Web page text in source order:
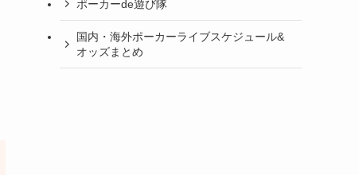
ポーカーde遊び隊
国内・海外ポーカーライブスケジュール&
オッズまとめ